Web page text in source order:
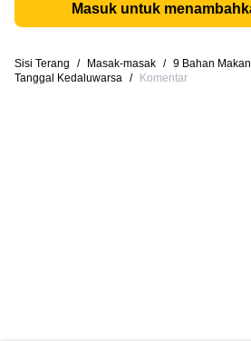
Masuk untuk
Sisi Terang / Masak-masak / 9 Bahan
Tanggal Kedaluwarsa / Komentar